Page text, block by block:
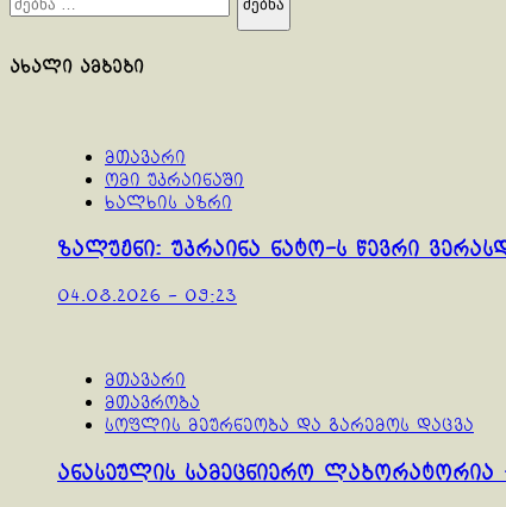
ახალი ამბები
მთავარი
ომი უკრაინაში
ხალხის აზრი
ზალუჟნი: უკრაინა ნატო-ს წევრი
04.08.2026 - 09:23
მთავარი
მთავრობა
სოფლის მეურნეობა და გარემოს დაცვა
ანასეულის სამეცნიერო ლაბორატორია